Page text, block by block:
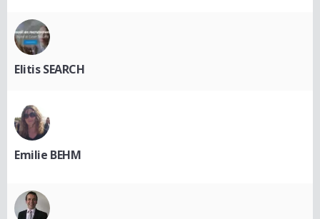
Elitis SEARCH
Emilie BEHM